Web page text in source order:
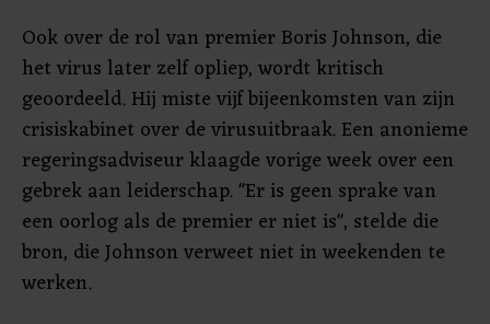
Ook over de rol van premier Boris Johnson, die
het virus later zelf opliep, wordt kritisch
geoordeeld. Hij miste vijf bijeenkomsten van zijn
crisiskabinet over de virusuitbraak. Een anonieme
regeringsadviseur klaagde vorige week over een
gebrek aan leiderschap. "Er is geen sprake van
een oorlog als de premier er niet is", stelde die
bron, die Johnson verweet niet in weekenden te
werken.